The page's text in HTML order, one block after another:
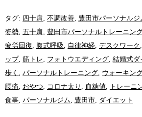
タグ: 四十肩 不調改善 豊田市パーソナルジ
姿勢 五十肩 豊田市パーソナルトレーニン
疲労回復
腹式呼吸 自律神経 デスクワーク
ップ, 筋トレ フォトウエディング 結婚式ダ
歩く
パーソナルトレーニング ウォーキン
腰痛
おやつ コロナ太り 血糖値 トレーニ
食事 パーソナルジム 豊田市 ダイエット